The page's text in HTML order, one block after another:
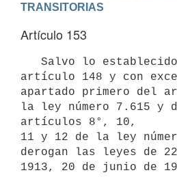
TRANSITORIAS
Artículo 153
artículo 148 y con
apartado primero del
la ley número 7.615 y
artículos 8°, 10,
11 y 12 de la ley
derogan las leyes de
1913, 20 de junio de